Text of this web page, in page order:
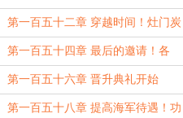
第一百五十二章 穿越时间！灶门炭
治郎！
第一百五十四章 最后的邀请！各
方！
第一百五十六章 晋升典礼开始
第一百五十八章 提高海军待遇！功